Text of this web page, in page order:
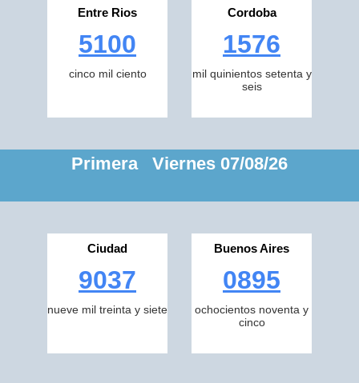
Entre Rios
5100
cinco mil ciento
Cordoba
1576
mil quinientos setenta y
seis
Primera Viernes 07/08/26
Ciudad
9037
nueve mil treinta y siete
Buenos Aires
0895
ochocientos noventa y
cinco